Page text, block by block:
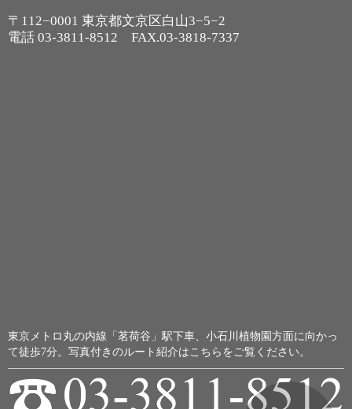
〒112−0001 東京都文京区白山3−5−2
電話 03-3811-8512 FAX.03-3818-7337
東京メトロ丸の内線「茗荷谷」駅下車、小石川植物園方面に向かっ
て徒歩7分。 写真付きのルート紹介はこちらをご覧ください。